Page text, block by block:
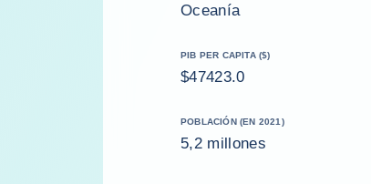
Oceanía
PIB PER CAPITA ($)
$47423.0
POBLACIÓN (EN 2021)
5,2 millones